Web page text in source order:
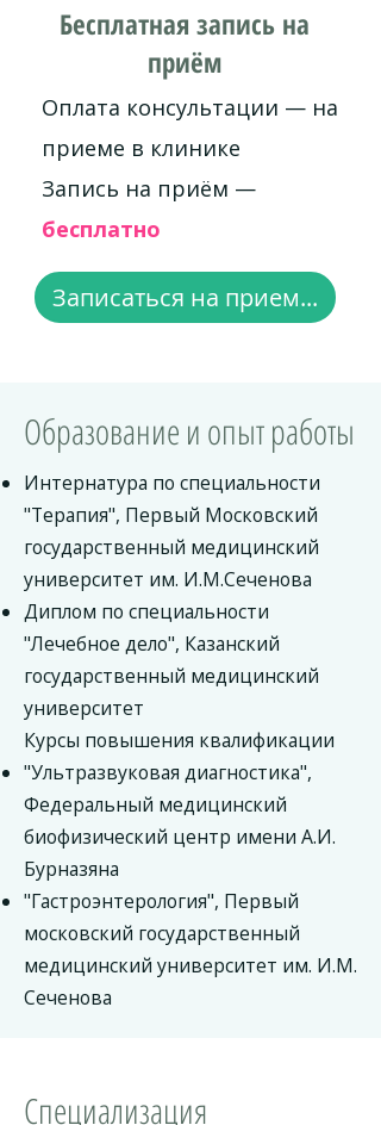
Бесплатная запись на
приём
Оплата консультации — на
приеме в клинике
Запись на приём —
бесплатно
Записаться на прием...
Образование и опыт работы
Интернатура по специальности
"Терапия", Первый Московский
государственный медицинский
университет им. И.М.Сеченова
Диплом по специальности
"Лечебное дело", Казанский
государственный медицинский
университет
Курсы повышения квалификации
"Ультразвуковая диагностика",
Федеральный медицинский
биофизический центр имени А.И.
Бурназяна
"Гастроэнтерология", Первый
московский государственный
медицинский университет им. И.М.
Сеченова
Специализация